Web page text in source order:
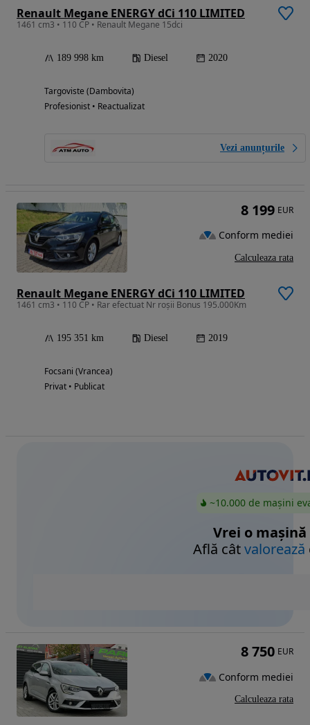
Renault Megane ENERGY dCi 110 LIMITED
1461 cm3 • 110 CP • Renault Megane 15dci
189 998 km Diesel 2020
Targoviste (Dambovita)
Profesionist • Reactualizat
Vezi anunțurile
Renault Megane ENERGY dCi 110 LIMITED
1461 cm3 • 110 CP • Rar efectuat Nr roșii Bonus 195.000Km
195 351 km Diesel 2019
Focsani (Vrancea)
Privat • Publicat
8 199 EUR
Conform mediei
Calculeaza rata
~10.000 de mașini
Vrei o mașină
Află câtvalorează
8 750 EUR
Conform mediei
Calculeaza rata